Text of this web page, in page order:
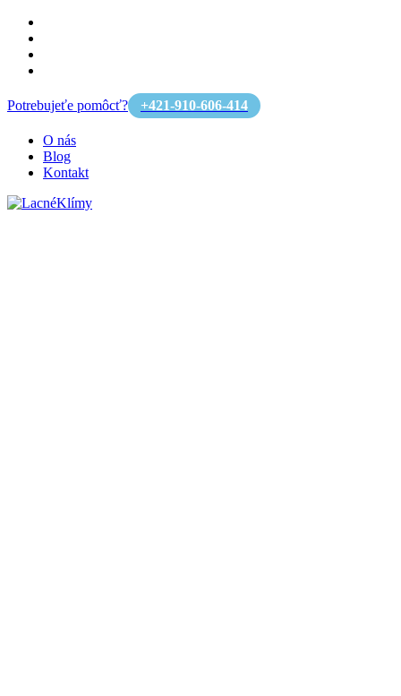
Potrebujeťe pomôcť? +421-910-606-414
O nás
Blog
Kontakt